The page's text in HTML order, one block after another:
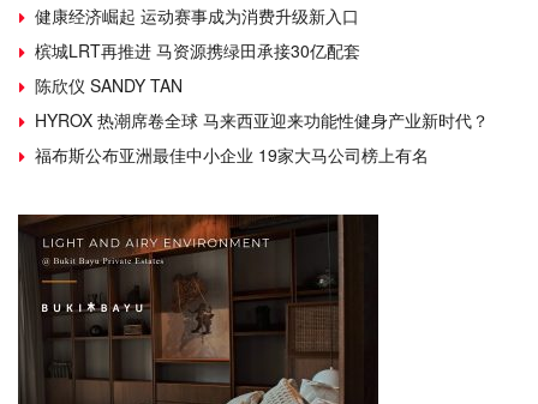
健康经济崛起 运动赛事成为消费升级新入口
槟城LRT再推进 马资源携绿田承接30亿配套
陈欣仪 SANDY TAN
HYROX 热潮席卷全球 马来西亚迎来功能性健身产业新时代？
福布斯公布亚洲最佳中小企业 19家大马公司榜上有名